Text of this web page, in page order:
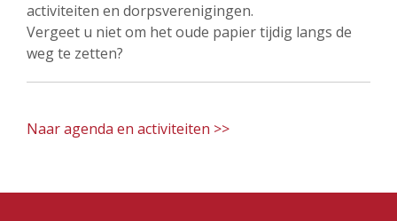
activiteiten en dorpsverenigingen.
Vergeet u niet om het oude papier tijdig langs de
weg te zetten?
Naar agenda en activiteiten >>